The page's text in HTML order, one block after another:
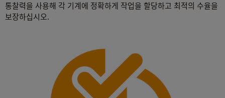
통찰력을 사용해 각 기계에 정확하게 작업을 할당하고 최적의 수율을
보장하십시오.